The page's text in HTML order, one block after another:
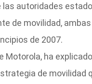
autoridades
de movilidad,
de 2007.
Motorola, ha
de movilidad